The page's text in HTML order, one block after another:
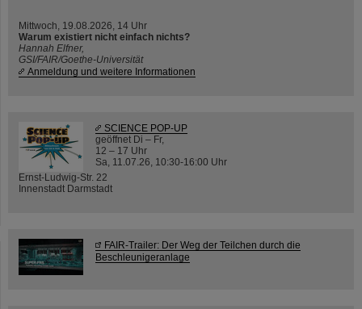
Mittwoch, 19.08.2026, 14 Uhr
Warum existiert nicht einfach nichts?
Hannah Elfner,
GSI/FAIR/Goethe-Universität
Anmeldung und weitere Informationen
SCIENCE POP-UP
geöffnet Di – Fr,
12 – 17 Uhr
Sa, 11.07.26, 10:30-16:00 Uhr
Ernst-Ludwig-Str. 22
Innenstadt Darmstadt
FAIR-Trailer: Der Weg der Teilchen durch die
Beschleunigeranlage